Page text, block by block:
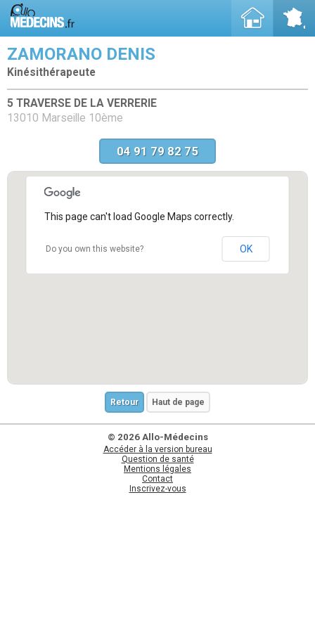
ZAMORANO DENIS
Kinésithérapeute
5 TRAVERSE DE LA VERRERIE
13010 Marseille 10ème
04 91 79 82 75
This page can't load Google Maps correctly.
Do you own this website? OK
Retour Haut de page
© 2026 Allo-Médecins
Accéder à la version bureau
Question de santé
Mentions légales
Contact
Inscrivez-vous